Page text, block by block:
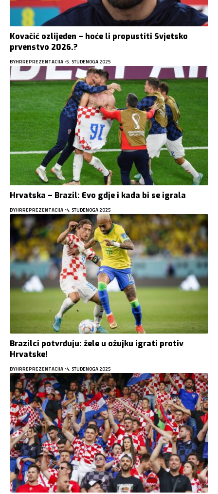
Kovačić ozlijeđen – hoće li propustiti Svjetsko
prvenstvo 2026.?
BYHRREPREZENTACIJA 5. STUDENOGA 2025
Hrvatska – Brazil: Evo gdje i kada bi se igrala
BYHRREPREZENTACIJA 4. STUDENOGA 2025
Brazilci potvrđuju: žele u ožujku igrati protiv
Hrvatske!
BYHRREPREZENTACIJA 4. STUDENOGA 2025